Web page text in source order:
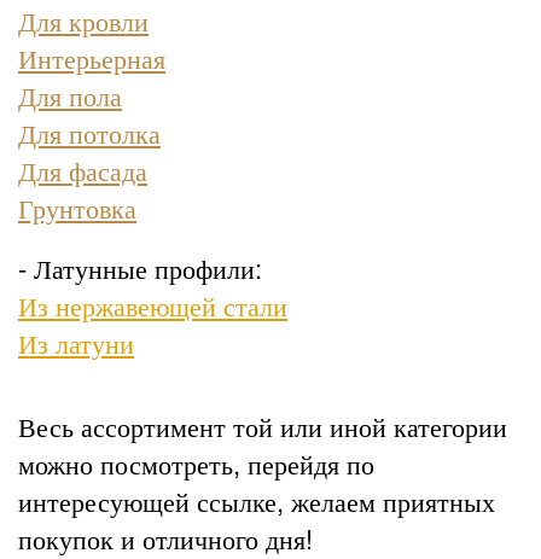
Для кровли
Интерьерная
Для пола
Для потолка
Для фасада
Грунтовка
- Латунные профили:
Из нержавеющей стали
Из латуни
Весь ассортимент той или иной категории
можно посмотреть, перейдя по
интересующей ссылке, желаем приятных
покупок и отличного дня!